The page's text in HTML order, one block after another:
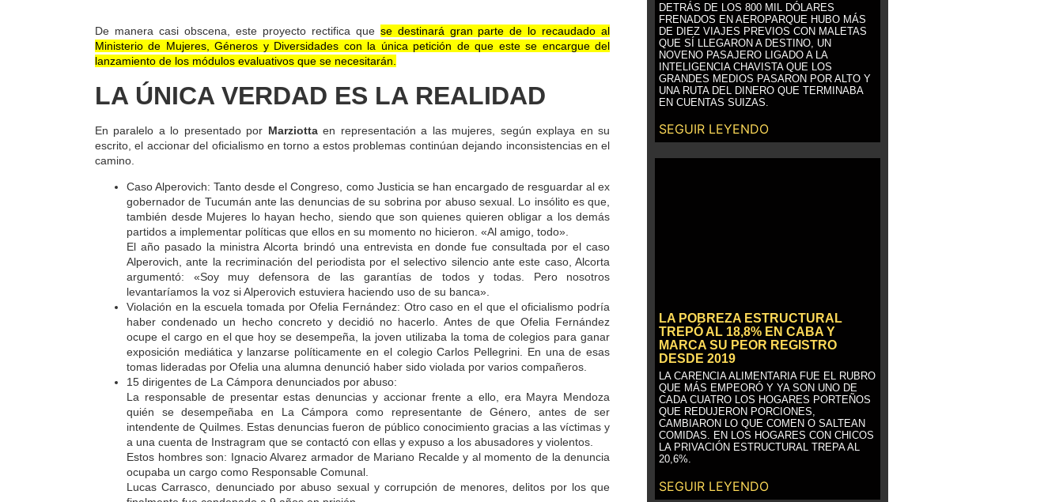
De manera casi obscena, este proyecto rectifica que se destinará gran parte de lo recaudado al
Ministerio de Mujeres, Géneros y Diversidades con la única petición de que este se encargue del
lanzamiento de los módulos evaluativos que se necesitarán.
LA ÚNICA VERDAD ES LA REALIDAD
En paralelo a lo presentado por Marziottaen representación a las mujeres, según explaya en su
escrito, el accionar del oficialismo en torno a estos problemas continúan dejando inconsistencias en el
camino.
Caso Alperovich: Tanto desde el Congreso, como Justicia se han encargado de resguardar al ex
gobernador de Tucumán ante las denuncias de su sobrina por abuso sexual. Lo insólito es que,
también desde Mujeres lo hayan hecho, siendo que son quienes quieren obligar a los demás
partidos a implementar políticas que ellos en su momento no hicieron. «Al amigo, todo».
El año pasado la ministra Alcorta brindó una entrevista en donde fue consultada por el caso
Alperovich, ante la recriminación del periodista por el selectivo silencio ante este caso, Alcorta
argumentó: «Soy muy defensora de las garantías de todos y todas. Pero nosotros
levantaríamos la voz si Alperovich estuviera haciendo uso de su banca».
Violación en la escuela tomada por Ofelia Fernández: Otro caso en el que el oficialismo podría
haber condenado un hecho concreto y decidió no hacerlo. Antes de que Ofelia Fernández
ocupe el cargo en el que hoy se desempeña, la joven utilizaba la toma de colegios para ganar
exposición mediática y lanzarse políticamente en el colegio Carlos Pellegrini. En una de esas
tomas lideradas por Ofelia una alumna denunció haber sido violada por varios compañeros.
15 dirigentes de La Cámpora denunciados por abuso:
La responsable de presentar estas denuncias y accionar frente a ello, era Mayra Mendoza
quién se desempeñaba en La Cámpora como representante de Género, antes de ser
intendente de Quilmes. Estas denuncias fueron de público conocimiento gracias a las víctimas y
a una cuenta de Instragram que se contactó con ellas y expuso a los abusadores y violentos.
Estos hombres son: Ignacio Alvarez armador de Mariano Recalde y al momento de la denuncia
ocupaba un cargo como Responsable Comunal.
Lucas Carrasco, denunciado por abuso sexual y corrupción de menores, delitos por los que
DETRÁS DE LOS 800 MIL DÓLARES
FRENADOS EN AEROPARQUE HUBO MÁS
DE DIEZ VIAJES PREVIOS CON MALETAS
QUE SÍ LLEGARON A DESTINO, UN
NOVENO PASAJERO LIGADO A LA
INTELIGENCIA CHAVISTA QUE LOS
GRANDES MEDIOS PASARON POR ALTO Y
UNA RUTA DEL DINERO QUE TERMINABA
EN CUENTAS SUIZAS.
SEGUIR LEYENDO
LA POBREZA ESTRUCTURAL
TREPÓ AL 18,8% EN CABA Y
MARCA SU PEOR REGISTRO
DESDE 2019
LA CARENCIA ALIMENTARIA FUE EL RUBRO
QUE MÁS EMPEORÓ Y YA SON UNO DE
CADA CUATRO LOS HOGARES PORTEÑOS
QUE REDUJERON PORCIONES,
CAMBIARON LO QUE COMEN O SALTEAN
COMIDAS. EN LOS HOGARES CON CHICOS
LA PRIVACIÓN ESTRUCTURAL TREPA AL
20,6%.
SEGUIR LEYENDO